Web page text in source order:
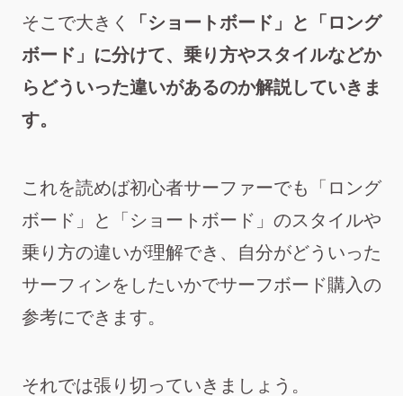
そこで大きく
「ショートボード」と「ロング
ボード」に分けて、乗り方やスタイルなどか
らどういった違いがあるのか解説していきま
す。
これを読めば初心者サーファーでも「ロング
ボード」と「ショートボード」のスタイルや
乗り方の違いが理解でき、自分がどういった
サーフィンをしたいかでサーフボード購入の
参考にできます。
それでは張り切っていきましょう。